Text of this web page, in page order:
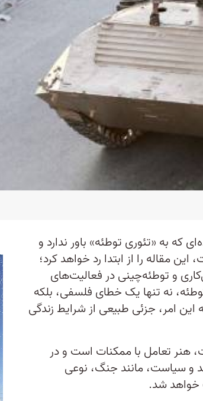
که به «تئوری توطئه» باور ندارد و
مقاله را از ابتدا رد خواهد کرد؛
و توطئه‌چینی در فعالیت‌های
نه تنها یک خطای فلسفی، بلکه
امر، جزئی طبیعی از شرایط زندگی
هنر تعامل با ممکنات است و در
و سیاست، مانند جنگ، نوعی
خواهد شد.